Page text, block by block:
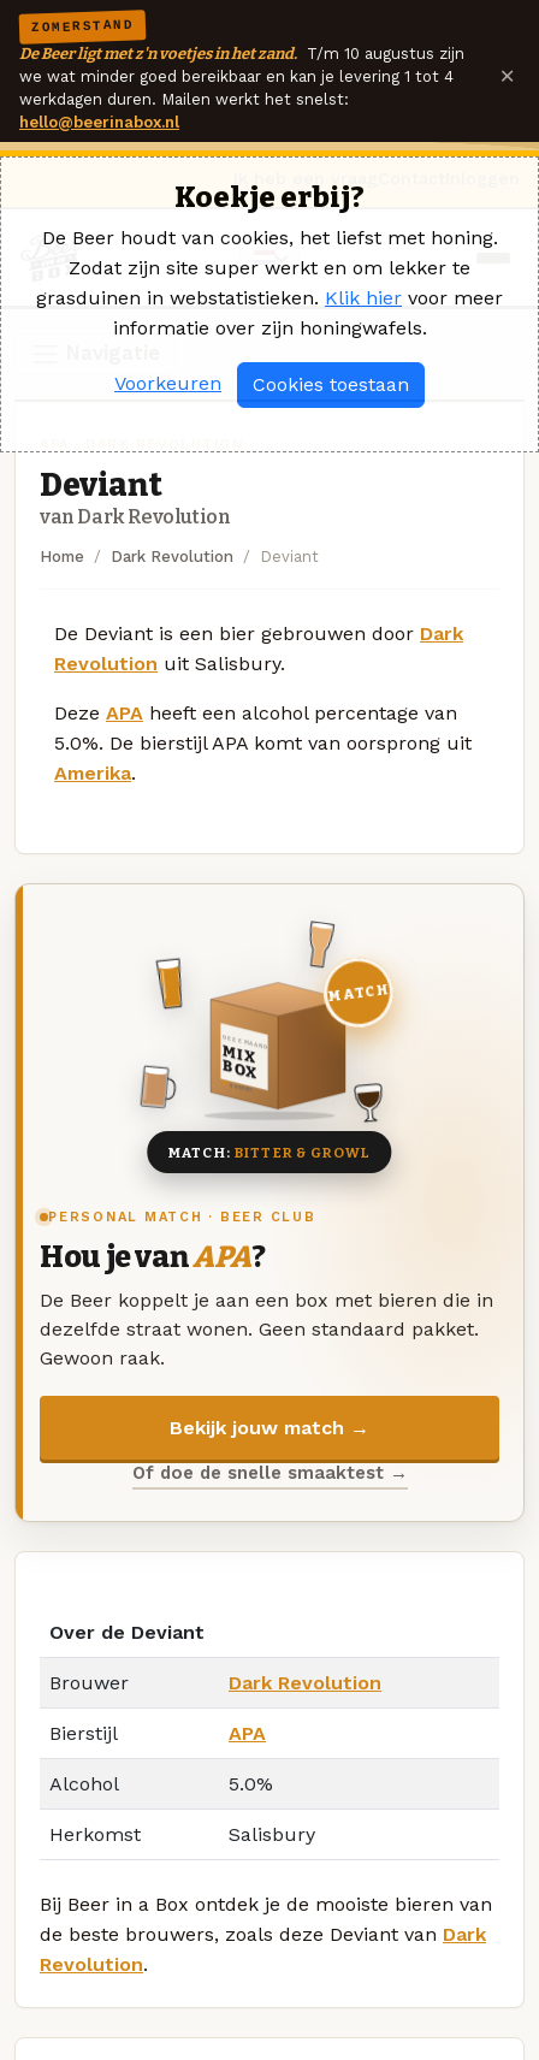
ZOMERSTAND
De Beer ligt met z'n voetjes in het zand. T/m 10 augustus zijn
we wat minder goed bereikbaar en kan je levering 1 tot 4
werkdagen duren. Mailen werkt het snelst:
hello@beerinabox.nl
×
Deviant
van Dark Revolution
Home Dark Revolution Deviant
De Deviant is een bier gebrouwen door Dark
Revolution uit Salisbury.
Deze APA heeft een alcohol percentage van
5.0%. De bierstijl APA komt van oorsprong uit
Amerika.
PERSONAL MATCH · BEER CLUB
Hou je vanAPA?
De Beer koppelt je aan een box met bieren die in
dezelfde straat wonen. Geen standaard pakket.
Gewoon raak.
Bekijk jouw match →
Of doe de snelle smaaktest →
DEZE MAAND
MIX
BOX
8 BIEREN
MATCH
MATCH: BITTER & GROWL
Over de Deviant
Brouwer Dark Revolution
Bierstijl APA
Alcohol 5.0%
Herkomst Salisbury
Bij Beer in a Box ontdek je de mooiste bieren van
de beste brouwers, zoals deze Deviant van Dark
Revolution.
Koekje erbij?
De Beer houdt van cookies, het liefst met honing.
Zodat zijn site super werkt en om lekker te
grasduinen in webstatistieken. Klik hier voor meer
informatie over zijn honingwafels.
Voorkeuren Cookies toestaan